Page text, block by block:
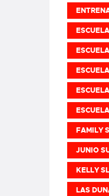
FAMILY
JUNIO
KELLY
LAS